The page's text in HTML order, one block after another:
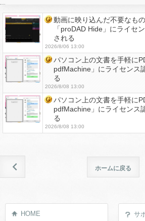
動画に映り込んだ不要なも
「proDAD Hide」にライセ
される
2026/8/06 13:00
パソコン上の文書を手軽に
pdfMachine」にライセンス
る
2026/8/08 13:00
パソコン上の文書を手軽に
pdfMachine」にライセンス
る
2026/8/08 13:00
ホームに戻る
HOME サ